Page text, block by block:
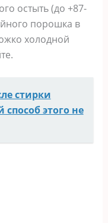
остыть (до +87-
порошка в
холодной
стирки
этого не